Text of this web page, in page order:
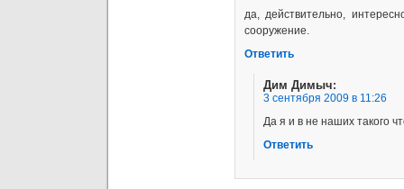
да, действительно,
сооружение.
Ответить
Дим Димыч:
3 сентября 2009 в 11:26
Да я и в не наших такого
Ответить